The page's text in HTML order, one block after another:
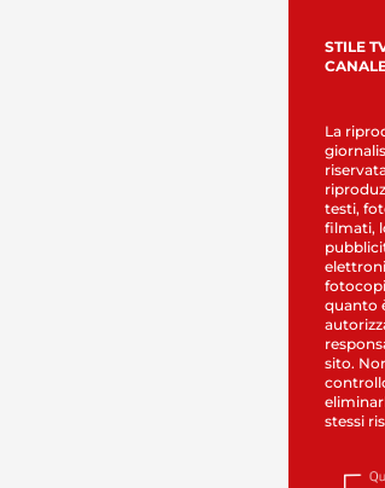
STILE
La
testi,
filmati,
quanto
sito.
stessi